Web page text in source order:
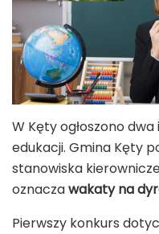
W Kętyogłoszono
edukacji. Gmina Kęty
stanowiska
oznaczawakaty na
Pierwszy konkurs